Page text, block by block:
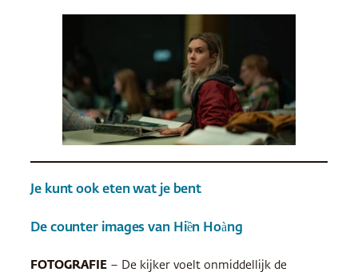
Je kunt ook eten wat je bent
De counter images van Hiền Hoàng
FOTOGRAFIE – De kijker voelt onmiddellijk de